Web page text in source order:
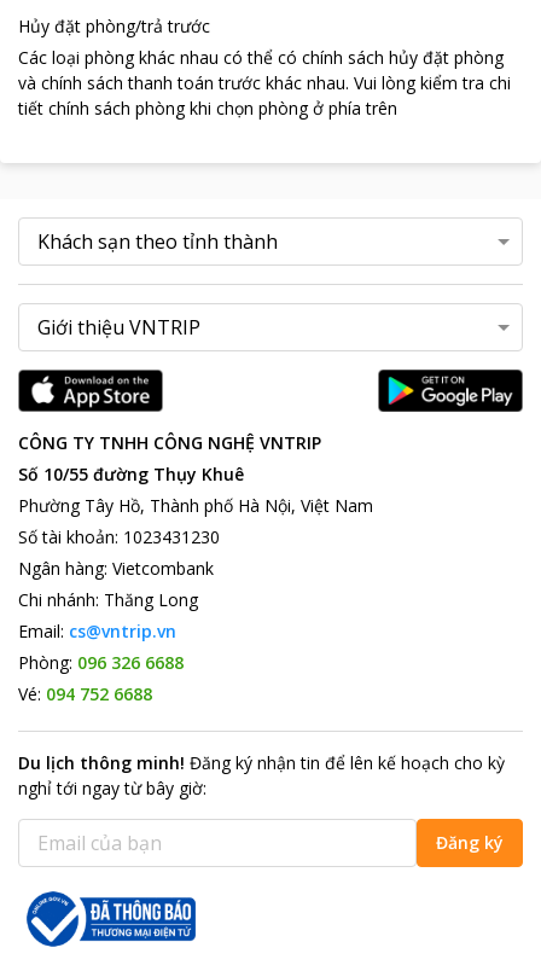
Hủy đặt phòng/trả trước
Các loại phòng khác nhau có thể có chính sách hủy đặt phòng
và chính sách thanh toán trước khác nhau. Vui lòng kiểm tra chi
tiết chính sách phòng khi chọn phòng ở phía trên
CÔNG TY TNHH CÔNG NGHỆ VNTRIP
Số 10/55 đường Thụy Khuê
Phường Tây Hồ, Thành phố Hà Nội, Việt Nam
Số tài khoản: 1023431230
Ngân hàng: Vietcombank
Chi nhánh: Thăng Long
Email: cs@vntrip.vn
Phòng: 096 326 6688
Vé: 094 752 6688
Du lịch thông minh! Đăng ký nhận tin để lên kế hoạch cho kỳ
nghỉ tới ngay từ bây giờ:
Đăng ký